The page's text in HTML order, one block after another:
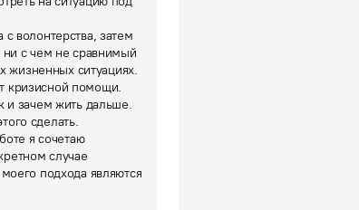
волонтерства, затем
с чем не сравнимый
ситуациях.
кризисной помощи.
и зачем жить дальше.
сделать.
я сочетаю
случае
подхода являются